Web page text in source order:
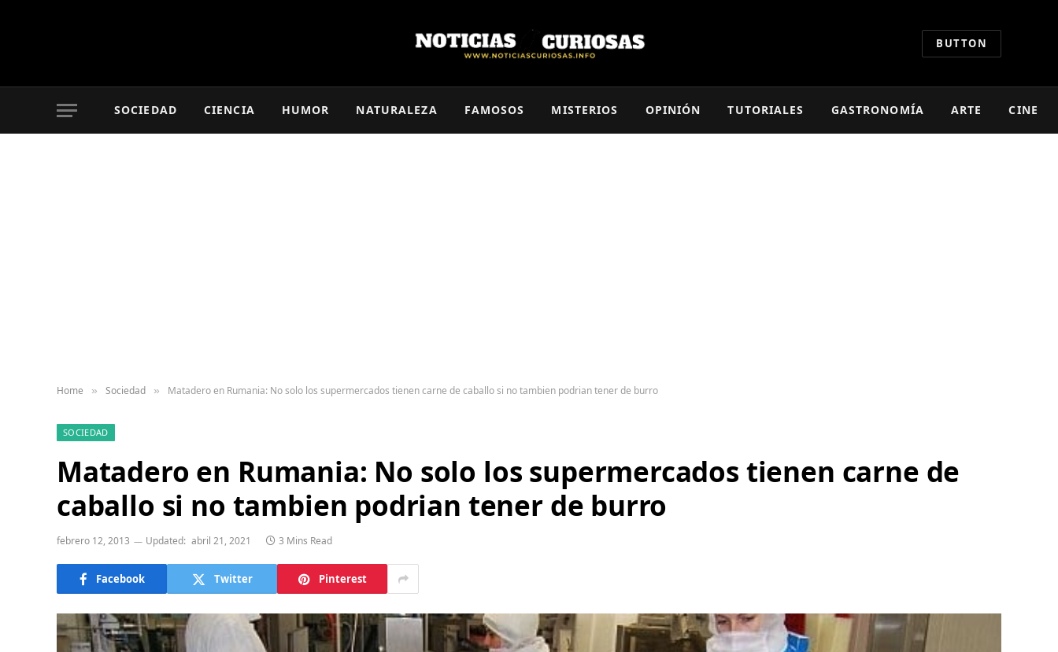
BUTTON
SOCIEDAD CIENCIA HUMOR NATURALEZA FAMOSOS MISTERIOS OPINIÓN TUTORIALES GASTRONOMÍA ARTE CINE
Home » Sociedad » Matadero en Rumania: No solo los supermercados tienen carne de caballo si no tambien podrian tener de burro
SOCIEDAD
Matadero en Rumania: No solo los supermercados tienen carne de
caballo si no tambien podrian tener de burro
febrero 12, 2013 Updated: abril 21, 2021 3 Mins Read
Facebook Twitter Pinterest